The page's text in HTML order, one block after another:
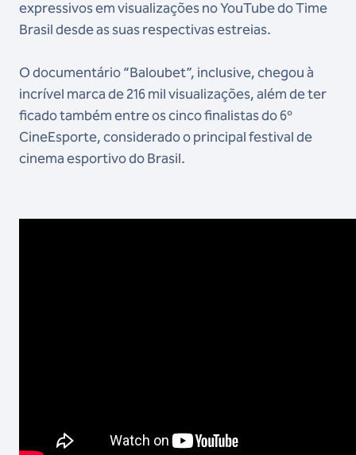
expressivos em visualizações no YouTube do Time
Brasil desde as suas respectivas estreias.
O documentário “Baloubet”, inclusive, chegou à
incrível marca de 216 mil visualizações, além de ter
ficado também entre os cinco finalistas do 6º
CineEsporte, considerado o principal festival de
cinema esportivo do Brasil.